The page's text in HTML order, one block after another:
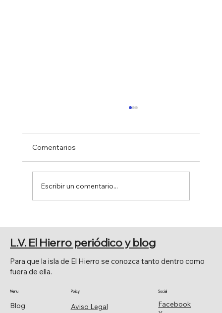
FRONTERA 2026
Comentarios
Escribir un comentario...
Facebook
Social
Aviso Legal
Policy
Blog
Menu
Para que la isla de El Hierro se conozca tanto dentro como
fuera de ella.
L.V. El Hierro periódico y blog